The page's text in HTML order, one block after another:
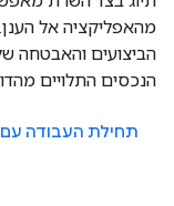
מהאפליקציה אל
הביצועים והאבטחה
הנכסים התלויים
תחילת העבודה